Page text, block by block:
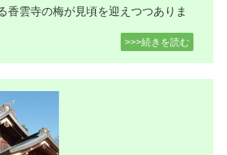
香雲寺の梅が見頃を迎えつつありま
>>>続きを読む